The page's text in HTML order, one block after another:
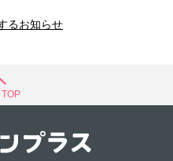
るお知らせ
TOP